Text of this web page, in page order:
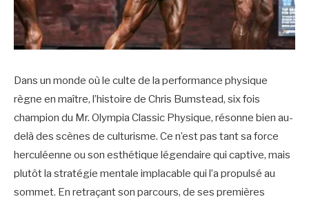
Dans un monde où le culte de la performance physique
règne en maître, l’histoire de Chris Bumstead, six fois
champion du Mr. Olympia Classic Physique, résonne bien au-
delà des scènes de culturisme. Ce n’est pas tant sa force
herculéenne ou son esthétique légendaire qui captive, mais
plutôt la stratégie mentale implacable qui l’a propulsé au
sommet. En retraçant son parcours, de ses premières